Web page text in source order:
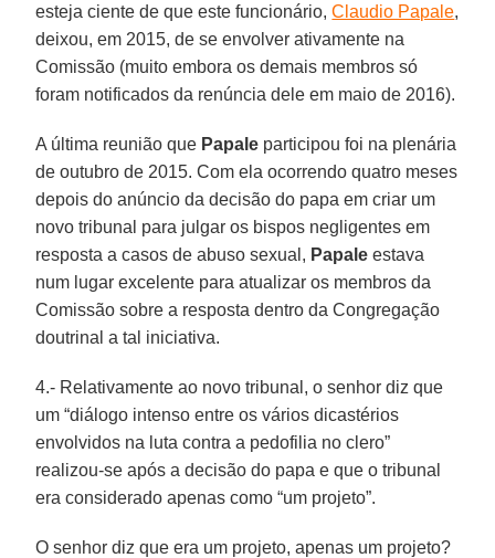
esteja ciente de que este funcionário,Claudio Papale,
deixou, em 2015, de se envolver ativamente na
Comissão (muito embora os demais membros só
foram notificados da renúncia dele em maio de 2016).
A última reunião que Papale participou foi na plenária
de outubro de 2015. Com ela ocorrendo quatro meses
depois do anúncio da decisão do papa em criar um
novo tribunal para julgar os bispos negligentes em
resposta a casos de abuso sexual, Papale estava
num lugar excelente para atualizar os membros da
Comissão sobre a resposta dentro da Congregação
doutrinal a tal iniciativa.
4.- Relativamente ao novo tribunal, o senhor diz que
um “diálogo intenso entre os vários dicastérios
envolvidos na luta contra a pedofilia no clero”
realizou-se após a decisão do papa e que o tribunal
era considerado apenas como “um projeto”.
O senhor diz que era um projeto, apenas um projeto?